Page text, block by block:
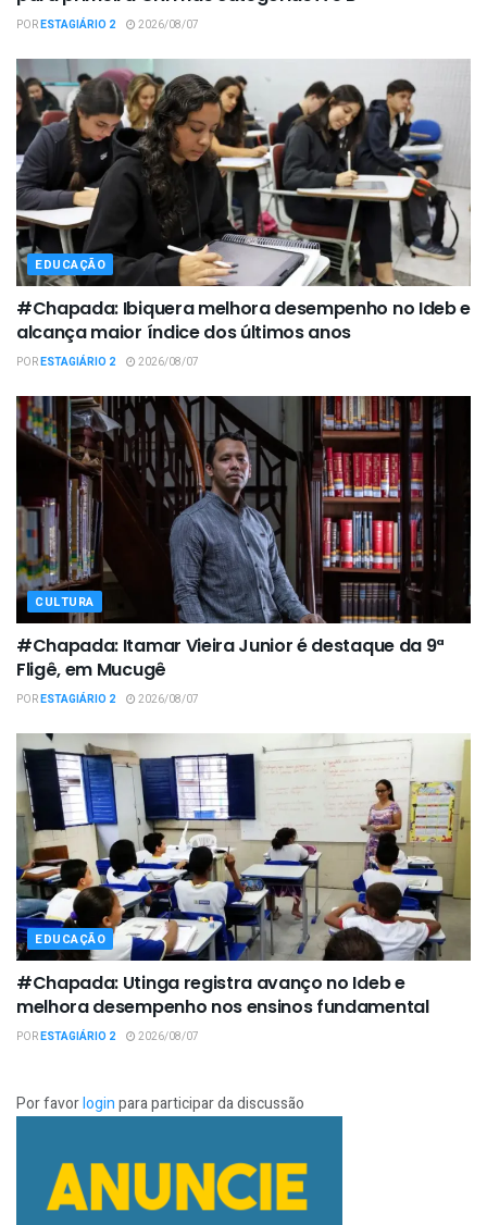
PORESTAGIÁRIO 2 2026/08/07
EDUCAÇÃO
#Chapada: Ibiquera melhora desempenho no Ideb e
alcança maior índice dos últimos anos
PORESTAGIÁRIO 2 2026/08/07
CULTURA
#Chapada: Itamar Vieira Junior é destaque da 9ª
Fligê, em Mucugê
PORESTAGIÁRIO 2 2026/08/07
EDUCAÇÃO
#Chapada: Utinga registra avanço no Ideb e
melhora desempenho nos ensinos fundamental
PORESTAGIÁRIO 2 2026/08/07
Por favorloginpara participar da discussão